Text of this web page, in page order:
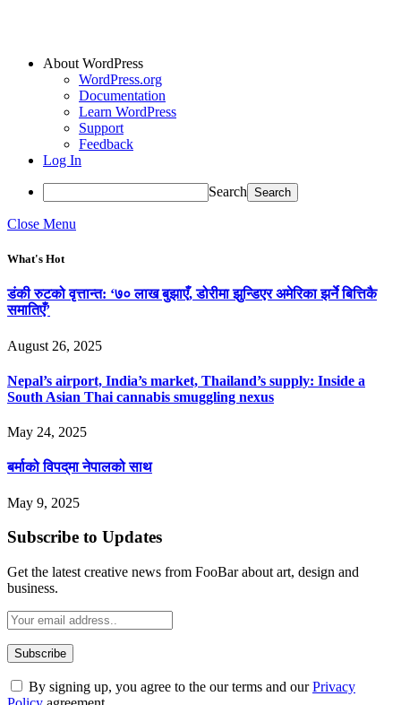
About WordPress
WordPress.org
Documentation
Learn WordPress
Support
Feedback
Log In
Search
Close Menu
What's Hot
डंकी रुटको वृत्तान्त: ‘७० लाख बुझाएँ, डोरीमा झुन्डिएर अमेरिका झर्ने बित्तिकै
समातिएँ’
August 26, 2025
Nepal’s airport, India’s market, Thailand’s supply: Inside a
South Asian Thai cannabis smuggling nexus
May 24, 2025
बर्माको विपद्‌मा नेपालको साथ
May 9, 2025
Subscribe to Updates
Get the latest creative news from FooBar about art, design and
business.
By signing up, you agree to the our terms and ourPrivacy